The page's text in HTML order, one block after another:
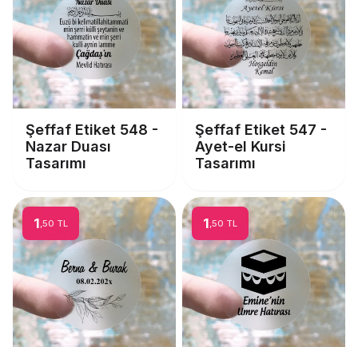
Şeffaf Etiket 548 -
Nazar Duası
Tasarımı
Şeffaf Etiket 547 -
Ayet-el Kursi
Tasarımı
1 ,50 TL 1 ,50 TL